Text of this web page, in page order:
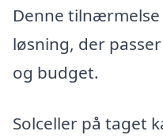
Denne
løsning, der
og budget.
Solceller på taget